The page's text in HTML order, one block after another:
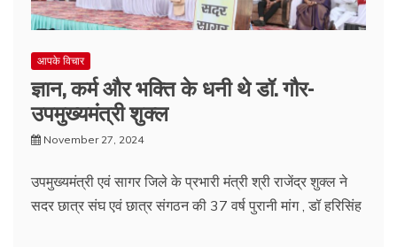
आपके विचार
ज्ञान, कर्म और भक्ति के धनी थे डॉ. गौर-
उपमुख्यमंत्री शुक्ल
November 27, 2024
उपमुख्यमंत्री एवं सागर जिले के प्रभारी मंत्री श्री राजेंद्र शुक्ल ने
सदर छात्र संघ एवं छात्र संगठन की 37 वर्ष पुरानी मांग , डॉ हरिसिंह